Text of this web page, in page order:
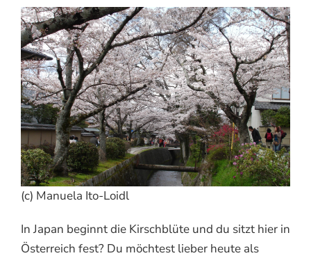
(c) Manuela Ito-Loidl
In Japan beginnt die Kirschblüte und du sitzt hier in
Österreich fest? Du möchtest lieber heute als